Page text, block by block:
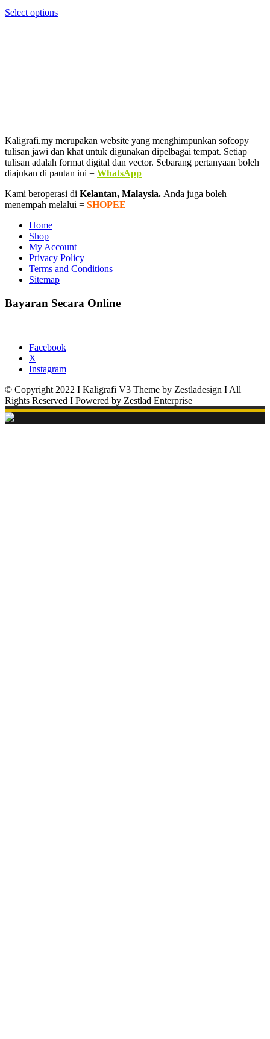
Select options
Kaligrafi.my merupakan website yang menghimpunkan sofcopy
tulisan jawi dan khat untuk digunakan dipelbagai tempat. Setiap
tulisan adalah format digital dan vector. Sebarang pertanyaan boleh
diajukan di pautan ini = WhatsApp
Kami beroperasi di Kelantan, Malaysia. Anda juga boleh
menempah melalui = SHOPEE
Home
Shop
My Account
Privacy Policy
Terms and Conditions
Sitemap
Bayaran Secara Online
Facebook
X
Instagram
© Copyright 2022 I Kaligrafi V3 Theme by Zestladesign I All
Rights Reserved I Powered by Zestlad Enterprise